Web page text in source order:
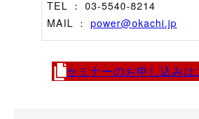
TEL ： 03-5540-8214
MAIL ：power@okachi.jp
セミナーのお申し込みは